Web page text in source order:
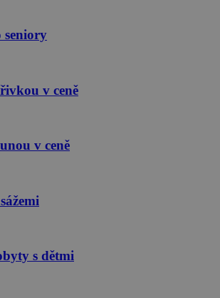
seniory
v ceně
v ceně
s dětmi